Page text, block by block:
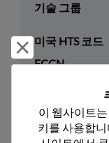
기술 그룹
미국 HTS 코드
ECCN
거부 및 닫기
이 웹사이트
키를 사용합